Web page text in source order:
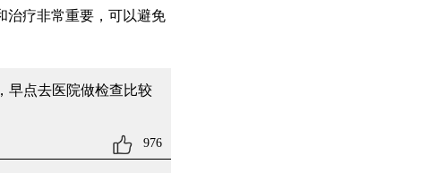
治疗非常重要，可以避免
，早点去医院做检查比较
976